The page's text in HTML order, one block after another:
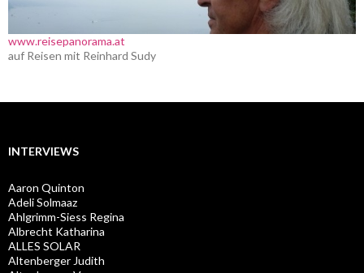
www.reisepanorama.at
auf Reisen mit Reinhard Sudy
INTERVIEWS
Aaron Quinton
Adeli Solmaaz
Ahlgrimm-Siess Regina
Albrecht Katharina
ALLES SOLAR
Altenberger Judith